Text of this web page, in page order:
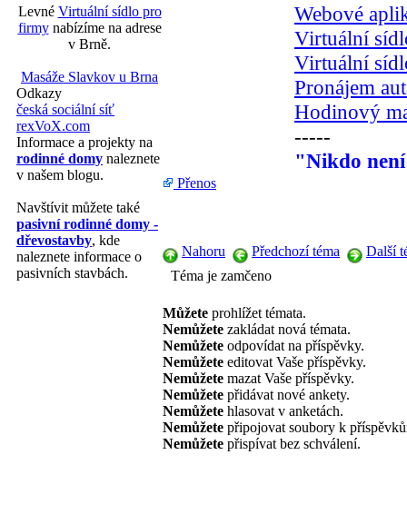
Levné Virtuální sídlo pro
firmynabízíme na adrese
v Brně.
Masáže Slavkov u Brna
Odkazy
česká sociální síť
rexVoX.com
Informace a projekty na
rodinné domy naleznete
v našem blogu.
Navštívit můžete také
pasivní rodinné domy -
dřevostavby, kde
naleznete informace o
pasivních stavbách.
Webové
Virtuální
Virtuální
Pronájem
Hodinový
-----
"Nikdo
Přenos
Nahoru Předchozí téma
Další
Téma je zamčeno
Můžete prohlížet témata.
Nemůžete zakládat nová témata.
Nemůžete odpovídat na příspěvky.
Nemůžete editovat Vaše příspěvky.
Nemůžete mazat Vaše příspěvky.
Nemůžete přidávat nové ankety.
Nemůžete hlasovat v anketách.
Nemůžete připojovat soubory k
Nemůžete přispívat bez schválení.